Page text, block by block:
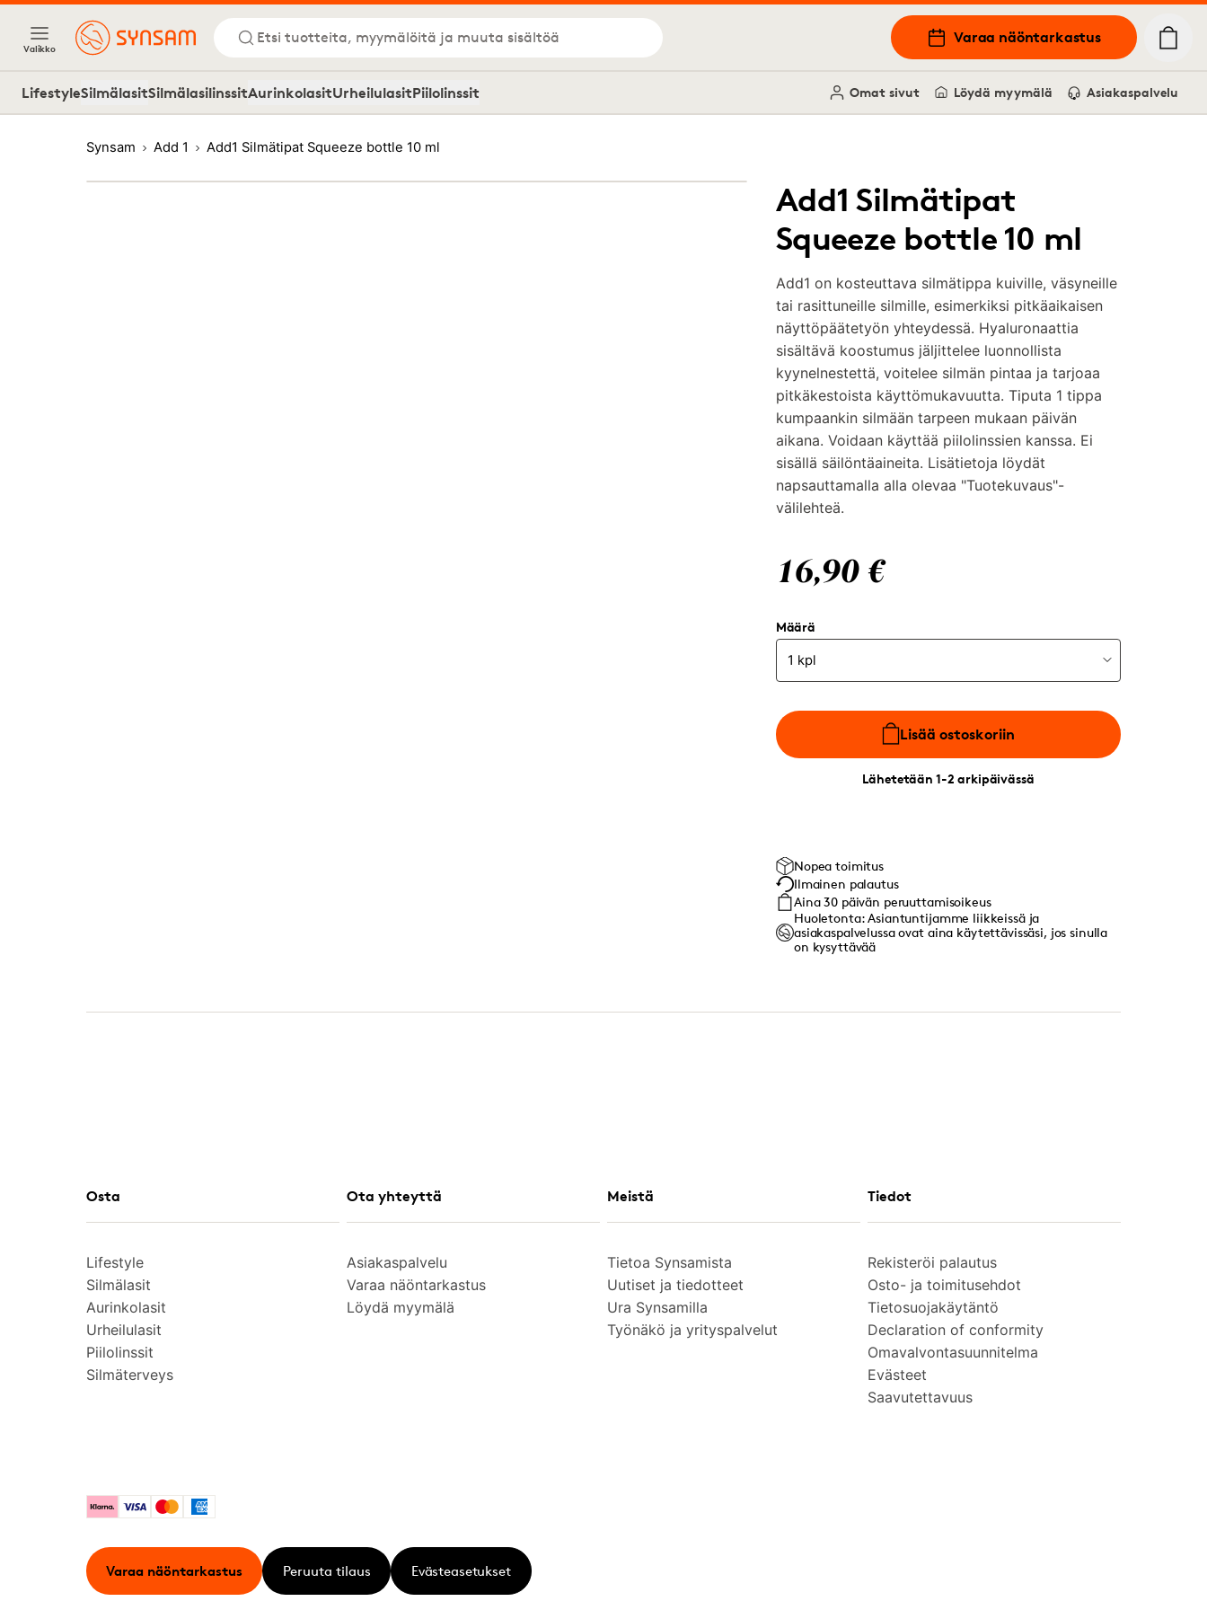
Valikko
Etsi tuotteita, myymälöitä ja muuta sisältöä Varaa näöntarkastus
LifestyleSilmälasitSilmälasilinssitAurinkolasitUrheilulasitPiilolinssit Omat sivut Löydä myymälä Asiakaspalvelu
Synsam Add 1 Add1 Silmätipat Squeeze bottle 10 ml
Add1 Silmätipat
Squeeze bottle 10 ml
Add1 on kosteuttava silmätippa kuiville, väsyneille
tai rasittuneille silmille, esimerkiksi pitkäaikaisen
näyttöpäätetyön yhteydessä. Hyaluronaattia
sisältävä koostumus jäljittelee luonnollista
kyynelnestettä, voitelee silmän pintaa ja tarjoaa
pitkäkestoista käyttömukavuutta. Tiputa 1 tippa
kumpaankin silmään tarpeen mukaan päivän
aikana. Voidaan käyttää piilolinssien kanssa. Ei
sisällä säilöntäaineita. Lisätietoja löydät
napsauttamalla alla olevaa "Tuotekuvaus"-
välilehteä.
16,90 €
Määrä
Lisää ostoskoriin
Lähetetään 1-2 arkipäivässä
Nopea toimitus
Ilmainen palautus
Aina 30 päivän peruuttamisoikeus
Huoletonta: Asiantuntijamme liikkeissä ja
asiakaspalvelussa ovat aina käytettävissäsi, jos sinulla
on kysyttävää
Osta
Lifestyle
Silmälasit
Aurinkolasit
Urheilulasit
Piilolinssit
Silmäterveys
Ota yhteyttä
Asiakaspalvelu
Varaa näöntarkastus
Löydä myymälä
Meistä
Tietoa Synsamista
Uutiset ja tiedotteet
Ura Synsamilla
Työnäkö ja yrityspalvelut
Tiedot
Rekisteröi palautus
Osto- ja toimitusehdot
Tietosuojakäytäntö
Declaration of conformity
Omavalvontasuunnitelma
Evästeet
Saavutettavuus
KlarnaVisa MastercardAmerican Express
Varaa näöntarkastus Peruuta tilaus Evästeasetukset